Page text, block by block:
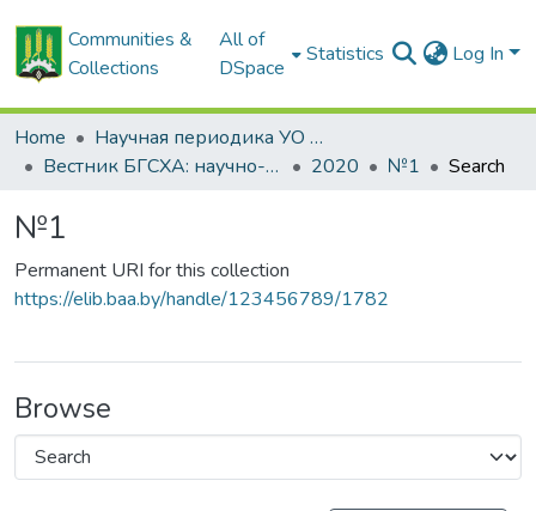
Communities &
Collections
All of
DSpace
Statistics Log In
Home
Научная периодика УО БГСХА
Вестник БГСХА: научно-методический журнал Белорусской государственной сельскохозяйственной академии
2020 №1 Search
№1
Permanent URI for this collection
https://elib.baa.by/handle/123456789/1782
Browse